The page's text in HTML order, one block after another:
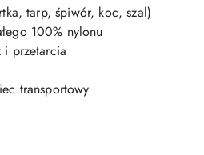
tarp, śpiwór, koc, szal)
100% nylonu
i przetarcia
transportowy